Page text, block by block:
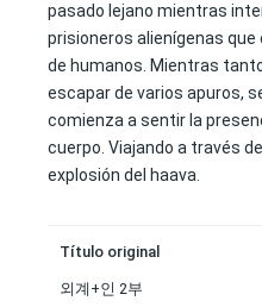
pasado lejano mientras
prisioneros alienígenas
de humanos. Mientras
escapar de varios apuros,
comienza a sentir la
cuerpo. Viajando a través
explosión del haava.
Título original
외계+인 2부